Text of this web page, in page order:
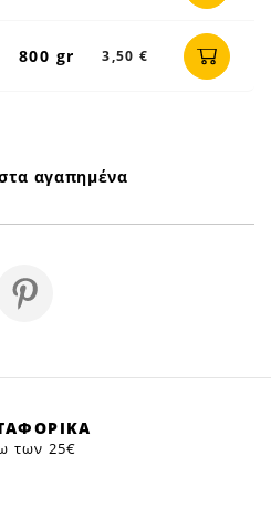
800 gr 3,50 €
αγαπημένα
των 25€